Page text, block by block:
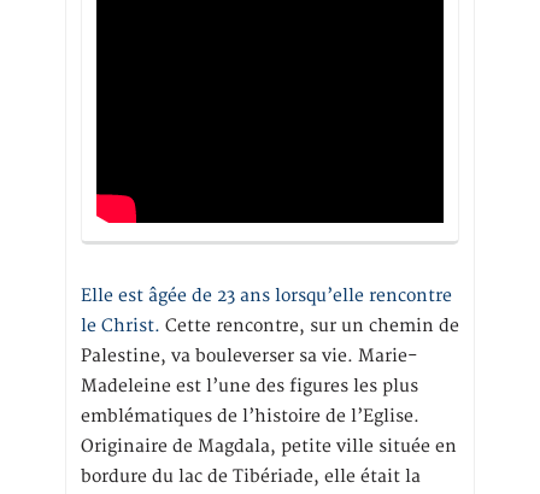
Elle est âgée de 23 ans lorsqu’elle rencontre
le Christ. Cette rencontre, sur un chemin de
Palestine, va bouleverser sa vie. Marie-
Madeleine est l’une des figures les plus
emblématiques de l’histoire de l’Eglise.
Originaire de Magdala, petite ville située en
bordure du lac de Tibériade, elle était la